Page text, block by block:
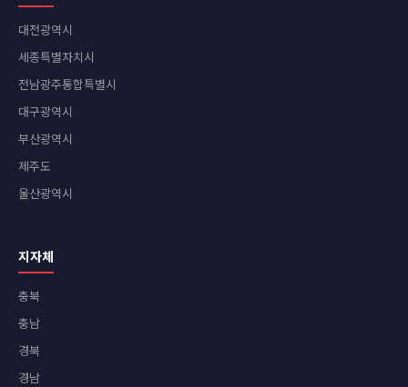
대전광역시
세종특별자치시
전남광주통합특별시
대구광역시
부산광역시
제주도
울산광역시
지자체
충북
충남
경북
경남